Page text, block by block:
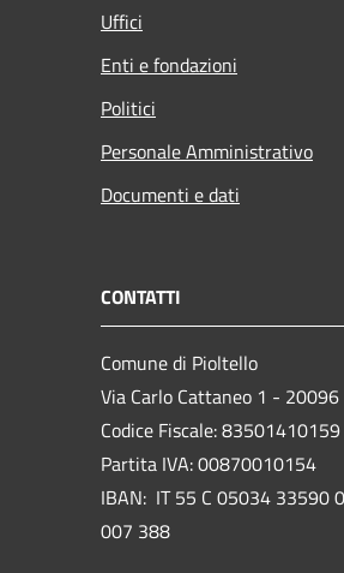
Uffici
Enti e fondazioni
Politici
Personale Amministrativo
Documenti e dati
CONTATTI
Comune di Pioltello
Via Carlo Cattaneo 1 -
Codice Fiscale: 83501410159
Partita IVA: 00870010154
IBAN: IT 55 C 05034 33590
007 388